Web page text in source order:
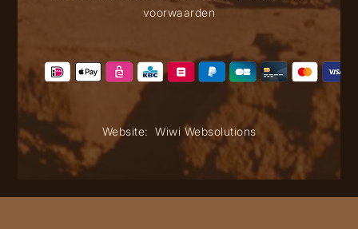
voorwaarden
Website: Wiwi Websolutions